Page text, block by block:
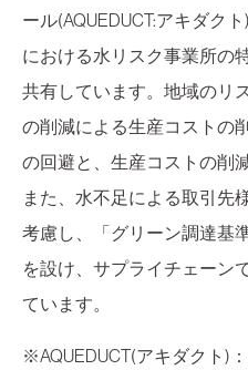
ール(AQUEDUCT:アキダクト)
における水リスク事業所の
共有しています。地域のリ
の削減による生産コストの
の回避と、生産コストの削
また、水不足による取引先
考慮し、「グリーン調達基
を設け、サプライチェーン
ています。
※AQUEDUCT(アキダクト)